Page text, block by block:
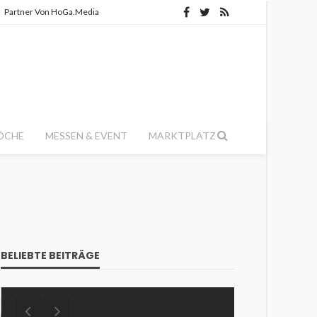
Partner Von HoGa.Media
MESSEN & EVENT MARKTPLATZ
BELIEBTE BEITRÄGE